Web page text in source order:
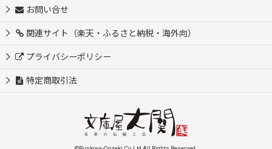
お問い合せ
関連サイト（楽天・ふるさと納税・海外向）
プライバシーポリシー
特定商取引法